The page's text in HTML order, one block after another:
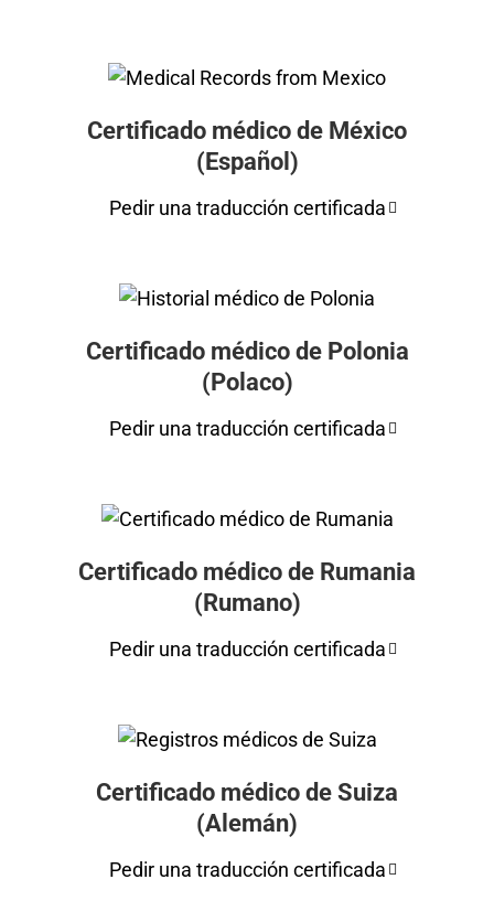
Certificado médico de México
(Español)
Pedir una traducción certificada
Certificado médico de Polonia
(Polaco)
Pedir una traducción certificada
Certificado médico de Rumania
(Rumano)
Pedir una traducción certificada
Certificado médico de Suiza
(Alemán)
Pedir una traducción certificada